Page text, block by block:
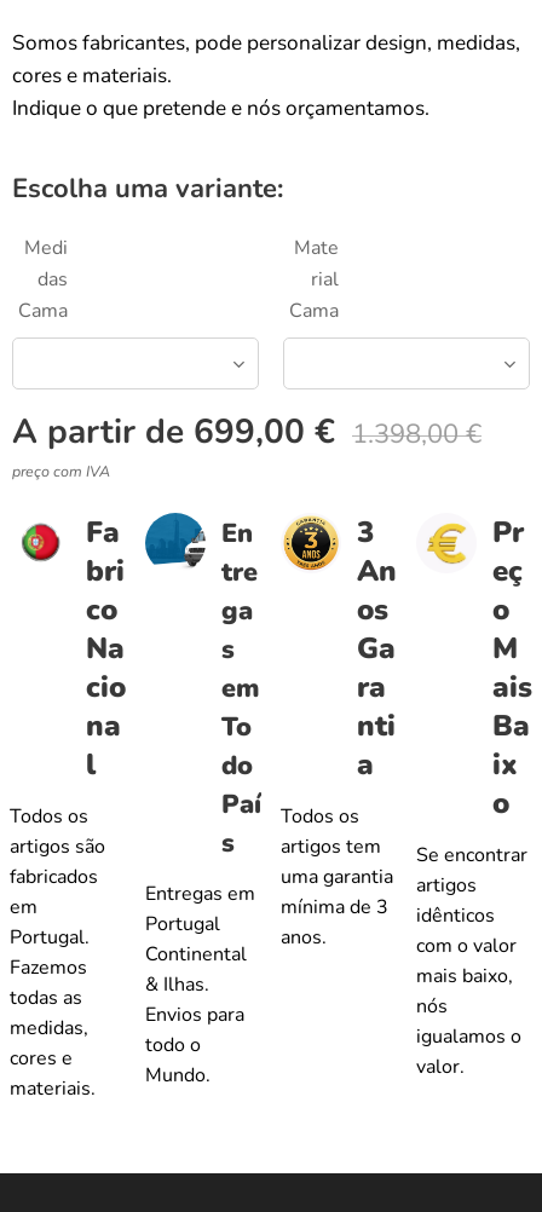
Somos fabricantes, pode personalizar design, medidas,
cores e materiais.
Indique o que pretende e nós orçamentamos.
Escolha uma variante:
Medi
das
Cama
Mate
rial
Cama
A partir de 699,00 € 1.398,00€
preço com IVA
Fa
bri
co
Na
cio
na
l
Todos os
artigos são
fabricados
em
Portugal.
Fazemos
todas as
medidas,
cores e
materiais.
En
tre
ga
s
em
To
do
Paí
s
Entregas em
Portugal
Continental
& Ilhas.
Envios para
todo o
Mundo.
3
An
os
Ga
ra
nti
a
Todos os
artigos tem
uma garantia
mínima de 3
anos.
Pr
eç
o
M
ais
Ba
ix
o
Se encontrar
artigos
idênticos
com o valor
mais baixo,
nós
igualamos o
valor.